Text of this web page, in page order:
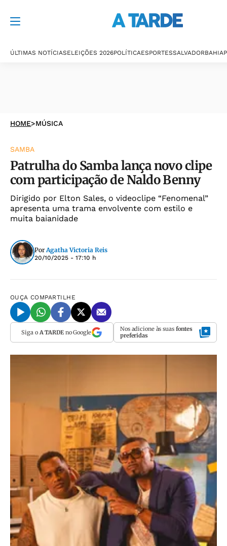
ÚLTIMAS NOTÍCIASELEIÇÕES 2026POLÍTICAESPORTESSALVADORBAHIA
HOME>MÚSICA
SAMBA
Patrulha do Samba lança novo clipe
com participação de Naldo Benny
Dirigido por Elton Sales, o videoclipe “Fenomenal”
apresenta uma trama envolvente com estilo e
muita baianidade
Por Agatha Victoria Reis
20/10/2025 - 17:10 h
OUÇA COMPARTILHE
Siga o A TARDEno Google Nos adicione às suas fontes
preferidas